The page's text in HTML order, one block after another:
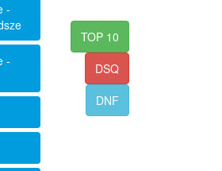
-
-
TOP 10
DSQ
DNF